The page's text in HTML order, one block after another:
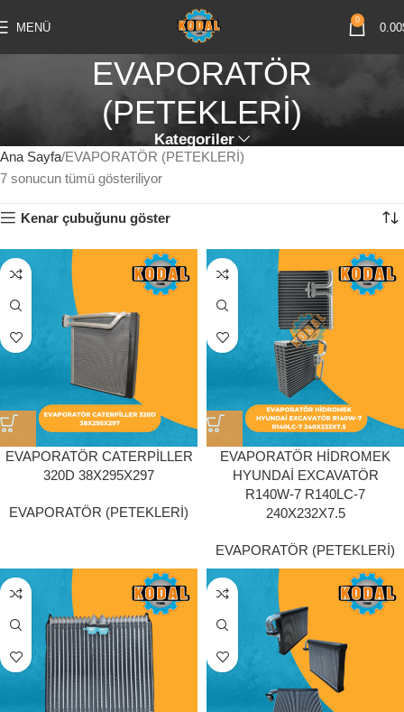
MENÜ
0
0.00
EVAPORATÖR
(PETEKLERİ)
Kategoriler
Ana Sayfa EVAPORATÖR (PETEKLERİ)
7 sonucun tümü gösteriliyor
Kenar çubuğunu göster
EVAPORATÖR CATERPİLLER
320D 38X295X297
EVAPORATÖR (PETEKLERİ)
EVAPORATÖR HİDROMEK
HYUNDAİ EXCAVATÖR
R140W-7 R140LC-7
240X232X7.5
EVAPORATÖR (PETEKLERİ)